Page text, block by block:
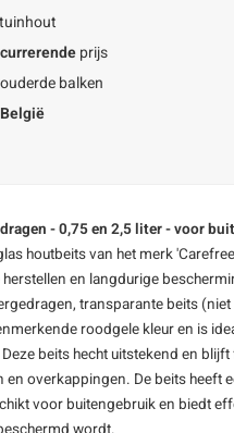
prijs
balken
- 0,75 en 2,5 liter - voor
houtbeitsvan het merk
en langdurige
transparante beits
roodgele kleur en is
beits hecht uitstekend en
overkappingen. De beits heeft
voor buitengebruik en biedt